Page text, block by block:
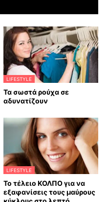
LIFESTYLE
Τα σωστά ρούχα σε
αδυνατίζουν
LIFESTYLE
Το τέλειο ΚΟΛΠΟ για να
εξαφανίσεις τους μαύρους